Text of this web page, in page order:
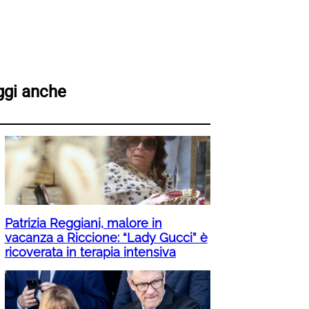
anche
Patrizia Reggiani, malore in
vacanza a Riccione: “Lady Gucci” è
ricoverata in terapia intensiva